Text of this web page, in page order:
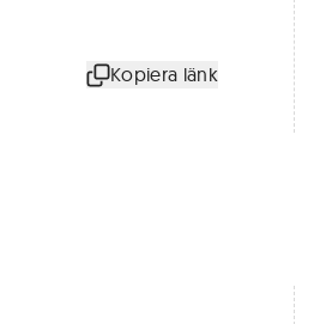
Kopiera länk